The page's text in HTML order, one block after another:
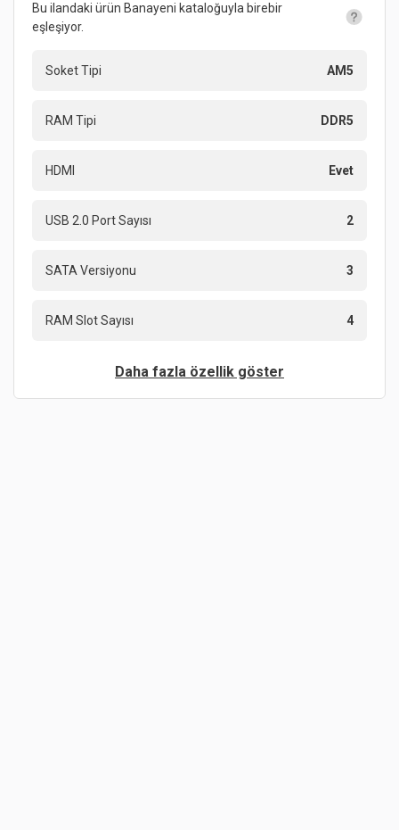
Bu ilandaki ürün Banayeni kataloğuyla birebir
eşleşiyor.
Soket Tipi AM5
RAM Tipi DDR5
HDMI Evet
USB 2.0 Port Sayısı 2
SATA Versiyonu 3
RAM Slot Sayısı 4
Daha fazla özellik göster